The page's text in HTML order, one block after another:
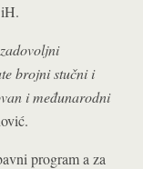
brojni stučni i
i međunarodni
program a za